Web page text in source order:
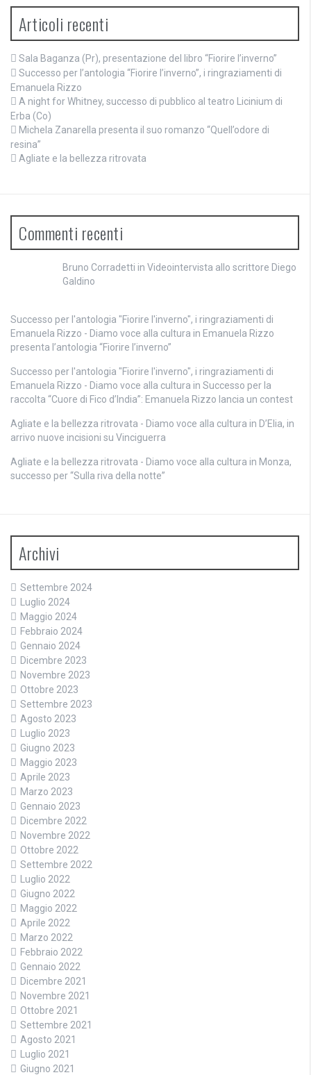
Articoli recenti
Sala Baganza (Pr), presentazione del libro “Fiorire l’inverno”
Successo per l’antologia “Fiorire l’inverno”, i ringraziamenti di
Emanuela Rizzo
A night for Whitney, successo di pubblico al teatro Licinium di
Erba (Co)
Michela Zanarella presenta il suo romanzo “Quell’odore di
resina”
Agliate e la bellezza ritrovata
Commenti recenti
Bruno Corradetti in Videointervista allo scrittore Diego
Galdino
Successo per l'antologia "Fiorire l'inverno", i ringraziamenti di
Emanuela Rizzo - Diamo voce alla cultura in Emanuela Rizzo
presenta l’antologia “Fiorire l’inverno”
Successo per l'antologia "Fiorire l'inverno", i ringraziamenti di
Emanuela Rizzo - Diamo voce alla cultura in Successo per la
raccolta “Cuore di Fico d’India”: Emanuela Rizzo lancia un contest
Agliate e la bellezza ritrovata - Diamo voce alla cultura in D’Elia, in
arrivo nuove incisioni su Vinciguerra
Agliate e la bellezza ritrovata - Diamo voce alla cultura in Monza,
successo per “Sulla riva della notte”
Archivi
Settembre 2024
Luglio 2024
Maggio 2024
Febbraio 2024
Gennaio 2024
Dicembre 2023
Novembre 2023
Ottobre 2023
Settembre 2023
Agosto 2023
Luglio 2023
Giugno 2023
Maggio 2023
Aprile 2023
Marzo 2023
Gennaio 2023
Dicembre 2022
Novembre 2022
Ottobre 2022
Settembre 2022
Luglio 2022
Giugno 2022
Maggio 2022
Aprile 2022
Marzo 2022
Febbraio 2022
Gennaio 2022
Dicembre 2021
Novembre 2021
Ottobre 2021
Settembre 2021
Agosto 2021
Luglio 2021
Giugno 2021